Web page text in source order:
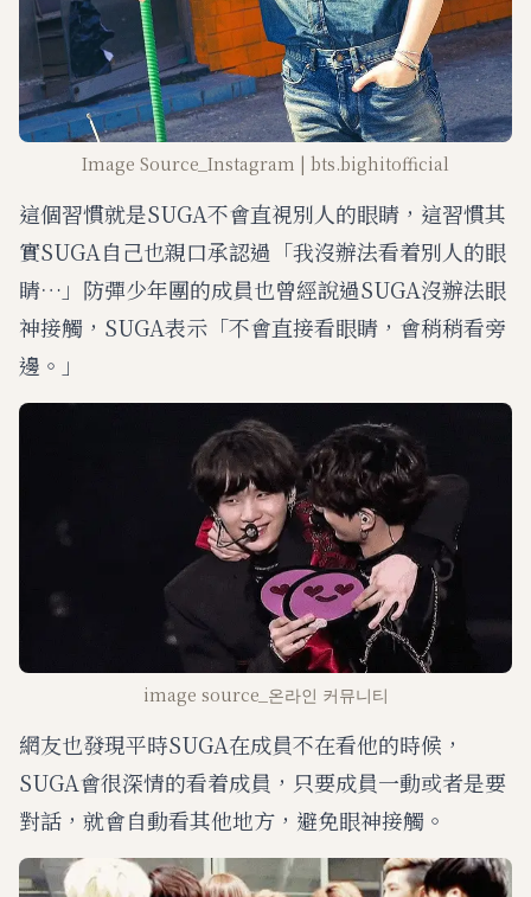
Image Source_Instagram | bts.bighitofficial
這個習慣就是SUGA不會直視別人的眼睛，這習慣其
實SUGA自己也親口承認過「我沒辦法看着別人的眼
睛…」防彈少年團的成員也曾經說過SUGA沒辦法眼
神接觸，SUGA表示「不會直接看眼睛，會稍稍看旁
邊。」
image source_온라인 커뮤니티
網友也發現平時SUGA在成員不在看他的時候，
SUGA會很深情的看着成員，只要成員一動或者是要
對話，就會自動看其他地方，避免眼神接觸。